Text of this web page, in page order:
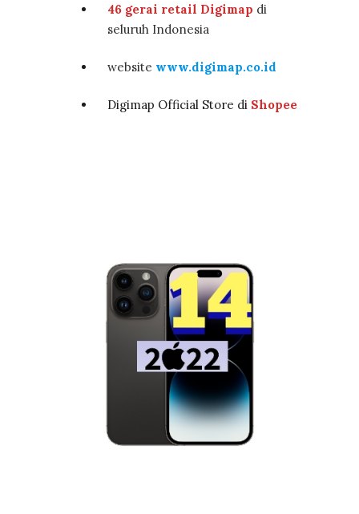
46 gerai retail Digimap di
seluruh Indonesia
website www.digimap.co.id
Digimap Official Store di Shopee